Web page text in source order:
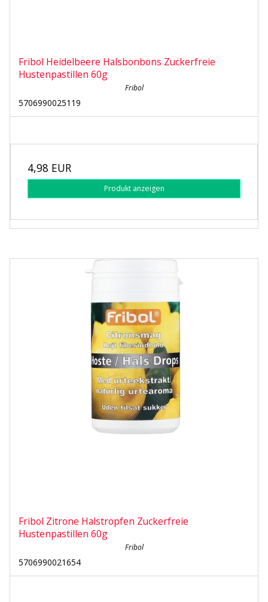
Fribol Heidelbeere Halsbonbons Zuckerfreie
Hustenpastillen 60g
Fribol
5706990025119
4,98 EUR
Produkt anzeigen
Fribol Zitrone Halstropfen Zuckerfreie
Hustenpastillen 60g
Fribol
5706990021654